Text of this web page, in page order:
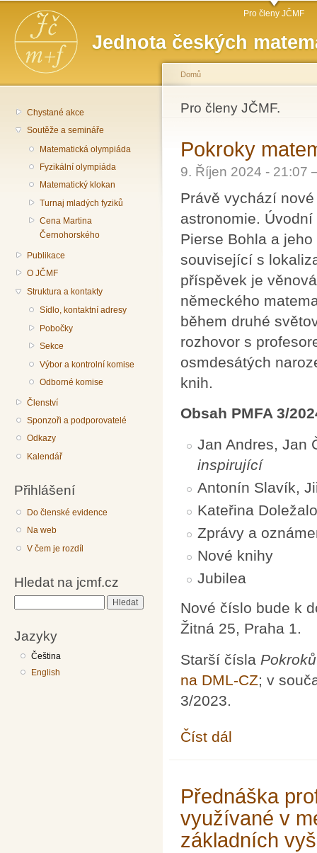
Jednota českých
Hlavní menu Pro členy JČMF
Chystané akce
Soutěže a semináře
Matematická olympiáda
Fyzikální olympiáda
Matematický klokan
Turnaj mladých fyziků
Cena Martina
Černohorského
Publikace
O JČMF
Struktura a kontakty
Sídlo, kontaktní adresy
Pobočky
Sekce
Výbor a kontrolní komise
Odborné komise
Členství
Sponzoři a podporovatelé
Odkazy
Kalendář
Přihlášení
Do členské evidence
Na web
V čem je rozdíl
Hledat na jcmf.cz
Jazyky
Čeština
English
Jste zde
Domů
Pro členy JČMF.
Pokroky
9. Říjen 2024 -
Právě vychází
astronomie.
Pierse Bohla a
související s
příspěvek je
německého
během druhé
rozhovor s
osmdesátých
knih.
Obsah PMFA 3/
Jan Andres, Jan
inspirující
Antonín Slavík,
Kateřina
Zprávy a
Nové knihy
Jubilea
Nové číslo bude k
Žitná 25, Praha 1.
Starší čísla
na DML-CZ; v
3/2023.
Číst dál
Přednáška
využívané v
základních